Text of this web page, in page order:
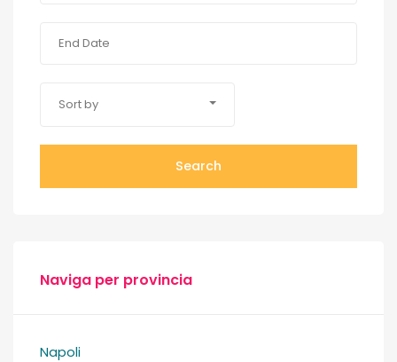
Sort by
Search
Naviga per provincia
Napoli